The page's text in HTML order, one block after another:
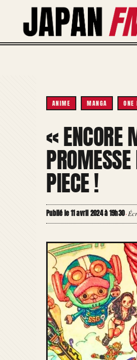
contenu
ANIME MANGA
« ENCORE
PIECE !
Publié le 11 avril 2024 à 19h30·